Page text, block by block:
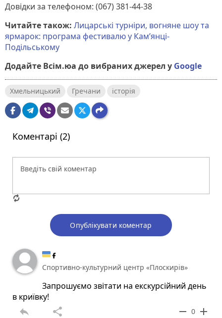
Довідки за телефоном: (067) 381-44-38
Читайте також: Лицарські турніри, вогняне шоу та
ярмарок: програма фестивалю у Кам’янці-
Подільському
Додайте Всім.юа до вибраних джерел у Google
Хмельницький Гречани історія
Коментарі (2)
Опублікувати коментар
Спортивно-культурний центр «Плоскирів»
Запрошуємо звітати на екскурсійний день
в криївку!
reply share remove 0 add